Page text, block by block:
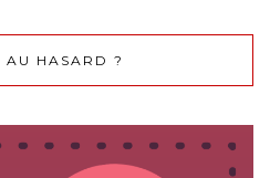
AU HASARD ?